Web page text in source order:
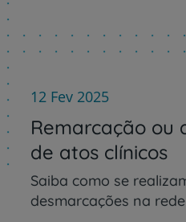
12 Fev 2025
Remarcação ou
de atos clínicos
Saiba como se
desmarcações na rede